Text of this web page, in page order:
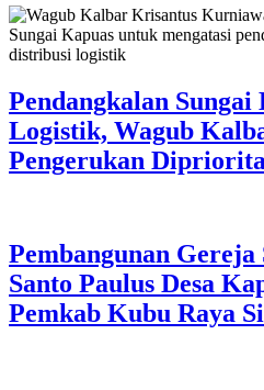
Pendangkalan
Logistik, Wagub
Pengerukan
Pembangunan Gereja
Santo Paulus Desa
Pemkab Kubu Raya